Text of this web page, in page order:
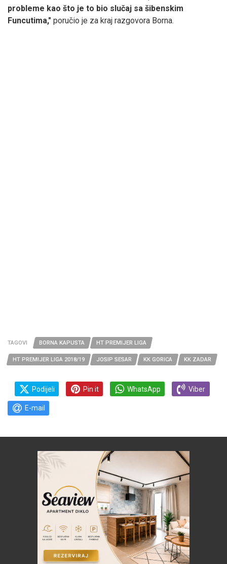
probleme kao što je to bio slučaj sa šibenskim
Funcutima," poručio je za kraj razgovora Borna.
TAGOVI BORNA KAPUSTA HT PREMIJER LIGA
HT PREMIJER LIGA 2018/19 JOSIP SESAR KK GORICA KK ZADAR
Podijeli Pin it WhatsApp Viber
E-mail